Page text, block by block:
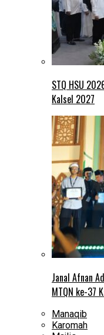
STQ HSU
Kalsel 2027
Janal Afnan
MTQN ke-37
Manaqib
Karomah